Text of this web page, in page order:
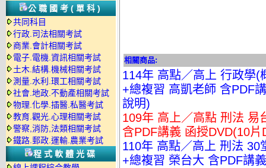
公職國考(單科)
共同科目
行政.司法相關考試
商業.會計相關考試
電子.電機.資訊相關考試
土木.結構.機械相關考試
測量.水利.環工相關考試
社會.地政.不動產相關考試
物理.化學.插醫.私醫考試
教育.觀光.心理相關考試
警察,消防,法類相關考試
鐵路.郵政.運輸.農業考試
程式軟體光碟
相關商品:
114年 高點／高上 行政學(
+總複習 高凱老師 含PDF
說明)
109年 高上／高點 刑法 易
含PDF講義 函授DVD(10片
110年 高點／高上 刑法
+總複習 榮台大 含PDF講